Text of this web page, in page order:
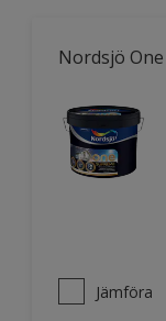
Nordsjö
Jämföra